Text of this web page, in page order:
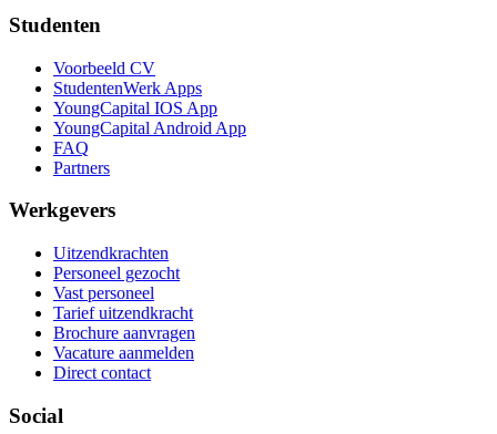
Studenten
Voorbeeld CV
StudentenWerk Apps
YoungCapital IOS App
YoungCapital Android App
FAQ
Partners
Werkgevers
Uitzendkrachten
Personeel gezocht
Vast personeel
Tarief uitzendkracht
Brochure aanvragen
Vacature aanmelden
Direct contact
Social